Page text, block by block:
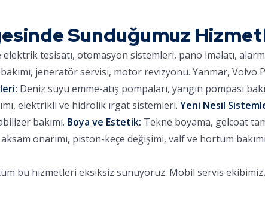
Sunduğumuz
elektrik tesisatı, otomasyon sistemleri, pano imalatı,
jeneratör servisi, motor revizyonu. Yanmar,
Deniz suyu emme-atış pompaları, yangın pompası
elektrikli ve hidrolik ırgat sistemleri. Yeni Nesil
bakımı. Boya ve Estetik: Tekne boyama, gelcoat
onarımı, piston-keçe değişimi, valf ve hortum
bu hizmetleri eksiksiz sunuyoruz. Mobil servis